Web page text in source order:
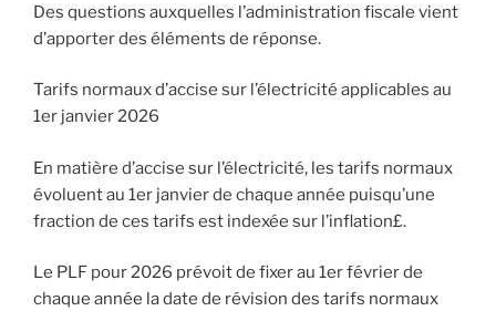
Des questions auxquelles l’administration fiscale vient
d’apporter des éléments de réponse.
Tarifs normaux d’accise sur l’électricité applicables au
1er janvier 2026
En matière d’accise sur l’électricité, les tarifs normaux
évoluent au 1er janvier de chaque année puisqu’une
fraction de ces tarifs est indexée sur l’inflation£.
Le PLF pour 2026 prévoit de fixer au 1er février de
chaque année la date de révision des tarifs normaux